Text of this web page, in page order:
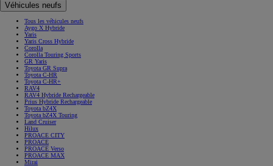
Véhicules neufs
Tous les véhicules neufs
Aygo X Hybride
Yaris
Yaris Cross Hybride
Corolla
Corolla Touring Sports
GR Yaris
Toyota GR Supra
Toyota C-HR
Toyota C-HR+
RAV4
RAV4 Hybride Rechargeable
Prius Hybride Rechargeable
Toyota bZ4X
Toyota bZ4X Touring
Land Cruiser
Hilux
PROACE CITY
PROACE
PROACE Verso
PROACE MAX
Mirai